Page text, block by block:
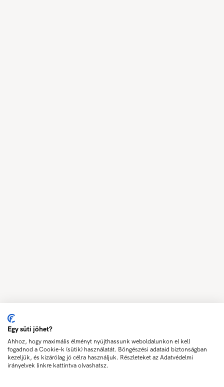
Egy süti jöhet?
Ahhoz, hogy maximális élményt nyújthassunk weboldalunkon el kell
fogadnod a Cookie-k (sütik) használatát. Böngészési adataid biztonságban
kezeljük, és kizárólag jó célra használjuk. Részleteket az Adatvédelmi
irányelvek linkre kattintva olvashatsz.